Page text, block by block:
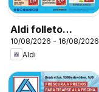
Aldi folleto
Península
10/08/2026 - 16/08/2026
Aldi